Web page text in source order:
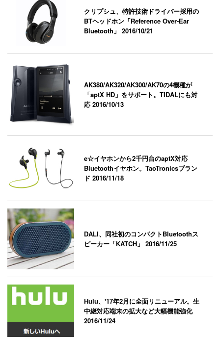
クリプシュ、特許技術ドライバー採用の
BTヘッドホン「Reference Over-Ear
Bluetooth」2016/10/21
AK380/AK320/AK300/AK70の4機種が
「aptX HD」をサポート。TIDALにも対
応2016/10/13
e☆イヤホンから2千円台のaptX対応
Bluetoothイヤホン。TaoTronicsブラン
ド2016/11/18
DALI、同社初のコンパクトBluetoothス
ピーカー「KATCH」2016/11/25
Hulu、'17年2月に全面リニューアル。生
中継対応端末の拡大など大幅機能強化
2016/11/24